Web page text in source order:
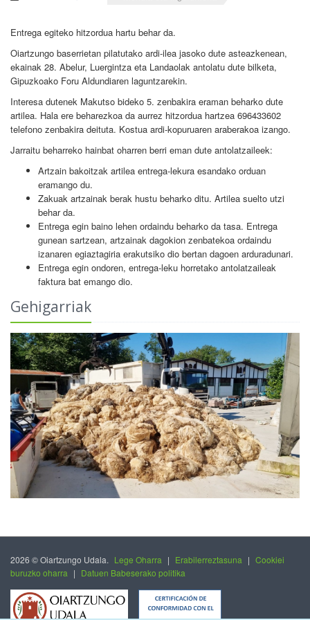
Entrega egiteko hitzordua hartu behar da.
Oiartzungo baserrietan pilatutako ardi-ilea jasoko dute asteazkenean,
ekainak 28. Abelur, Luergintza eta Landaolak antolatu dute bilketa,
Gipuzkoako Foru Aldundiaren laguntzarekin.
Interesa dutenek Makutso bideko 5. zenbakira eraman beharko dute
artilea. Hala ere beharezkoa da aurrez hitzordua hartzea 696433602
telefono zenbakira deituta. Kostua ardi-kopuruaren araberakoa izango.
Jarraitu beharreko hainbat oharren berri eman dute antolatzaileek:
Artzain bakoitzak artilea entrega-lekura esandako orduan
eramango du.
Zakuak artzainak berak hustu beharko ditu. Artilea suelto utzi
behar da.
Entrega egin baino lehen ordaindu beharko da tasa. Entrega
gunean sartzean, artzainak dagokion zenbatekoa ordaindu
izanaren egiaztagiria erakutsiko dio bertan dagoen arduradunari.
Entrega egin ondoren, entrega-leku horretako antolatzaileak
faktura bat emango dio.
Gehigarriak
2026 © Oiartzungo Udala. Lege Oharra | Erabilerreztasuna | Cookiei
buruzko oharra | Datuen Babeserako politika